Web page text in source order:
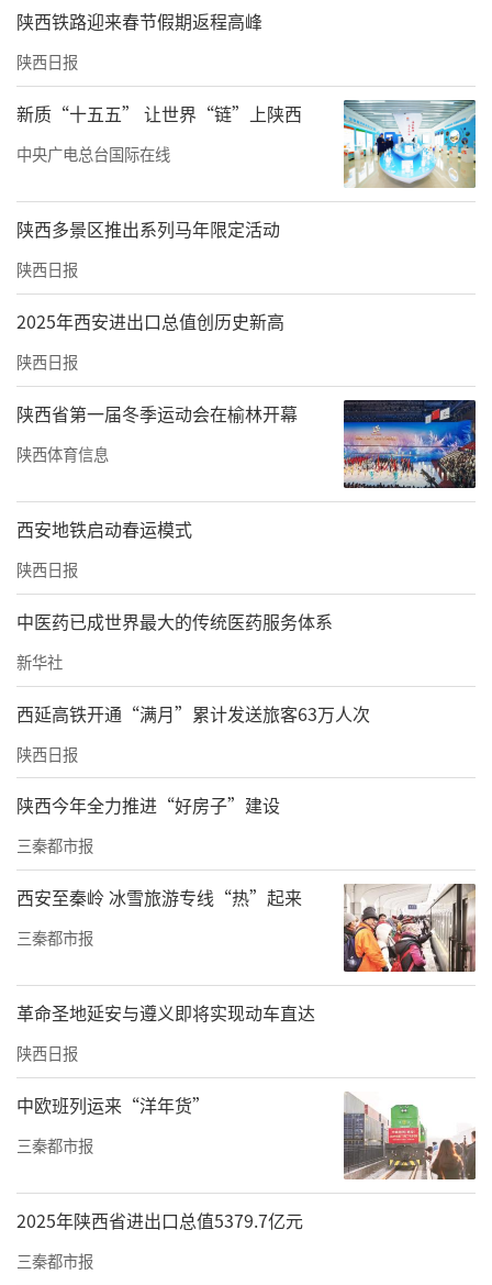
陕西铁路迎来春节假期返程高峰
陕西日报
新质“十五五” 让世界“链”上陕西
中央广电总台国际在线
陕西多景区推出系列马年限定活动
陕西日报
2025年西安进出口总值创历史新高
陕西日报
陕西省第一届冬季运动会在榆林开幕
陕西体育信息
西安地铁启动春运模式
陕西日报
中医药已成世界最大的传统医药服务体系
新华社
西延高铁开通“满月”累计发送旅客63万人次
陕西日报
陕西今年全力推进“好房子”建设
三秦都市报
西安至秦岭 冰雪旅游专线“热”起来
三秦都市报
革命圣地延安与遵义即将实现动车直达
陕西日报
中欧班列运来“洋年货”
三秦都市报
2025年陕西省进出口总值5379.7亿元
三秦都市报